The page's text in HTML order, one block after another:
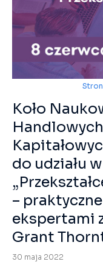
Koło
do udziału
–
ekspertami
Grant
30 maja 2022